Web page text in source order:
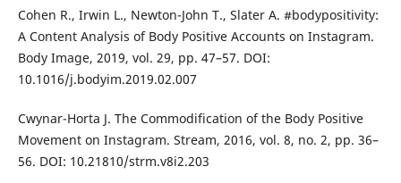
Cohen R., Irwin L., Newton-John T., Slater A. #bodypositivity:
A Content Analysis of Body Positive Accounts on Instagram.
Body Image, 2019, vol. 29, pp. 47–57. DOI:
10.1016/j.bodyim.2019.02.007
Cwynar-Horta J. The Commodification of the Body Positive
Movement on Instagram. Stream, 2016, vol. 8, no. 2, pp. 36–
56. DOI: 10.21810/strm.v8i2.203